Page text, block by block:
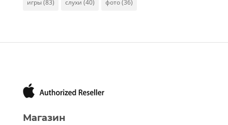
игры(83) слухи (40) фото(36)
Магазин